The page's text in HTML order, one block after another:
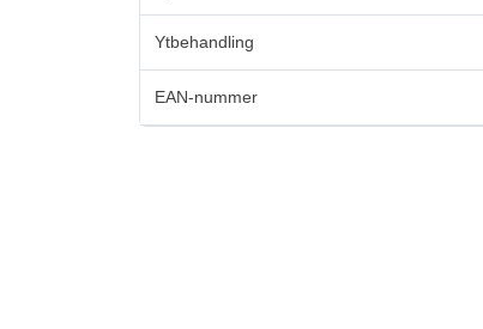
Ytbehandling
EAN-nummer